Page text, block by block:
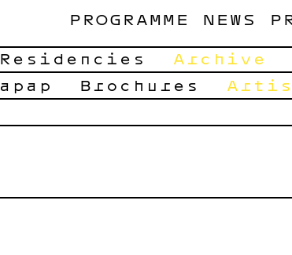
PROGRAMME NEWS
Residencies
Archive
apap Brochures